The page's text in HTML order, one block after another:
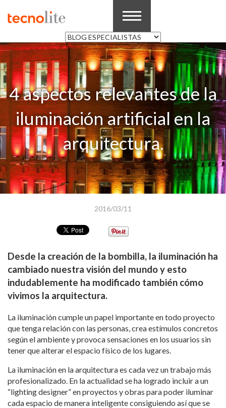
4 aspectos relevantes de la
iluminación artificial en la
arquitectura.
2016/03/11
Desde la creación de la bombilla, la iluminación ha
cambiado nuestra visión del mundo y esto
indudablemente ha modificado también cómo
vivimos la arquitectura.
La iluminación cumple un papel importante en todo proyecto
que tenga relación con las personas, crea estímulos concretos
según el ambiente y provoca sensaciones en los usuarios sin
tener que alterar el espacio físico de los lugares.
La iluminación en la arquitectura es cada vez un trabajo más
profesionalizado. En la actualidad se ha logrado incluir a un
“lighting designer” en proyectos y obras para poder iluminar
cada espacio de manera inteligente consiguiendo así que se